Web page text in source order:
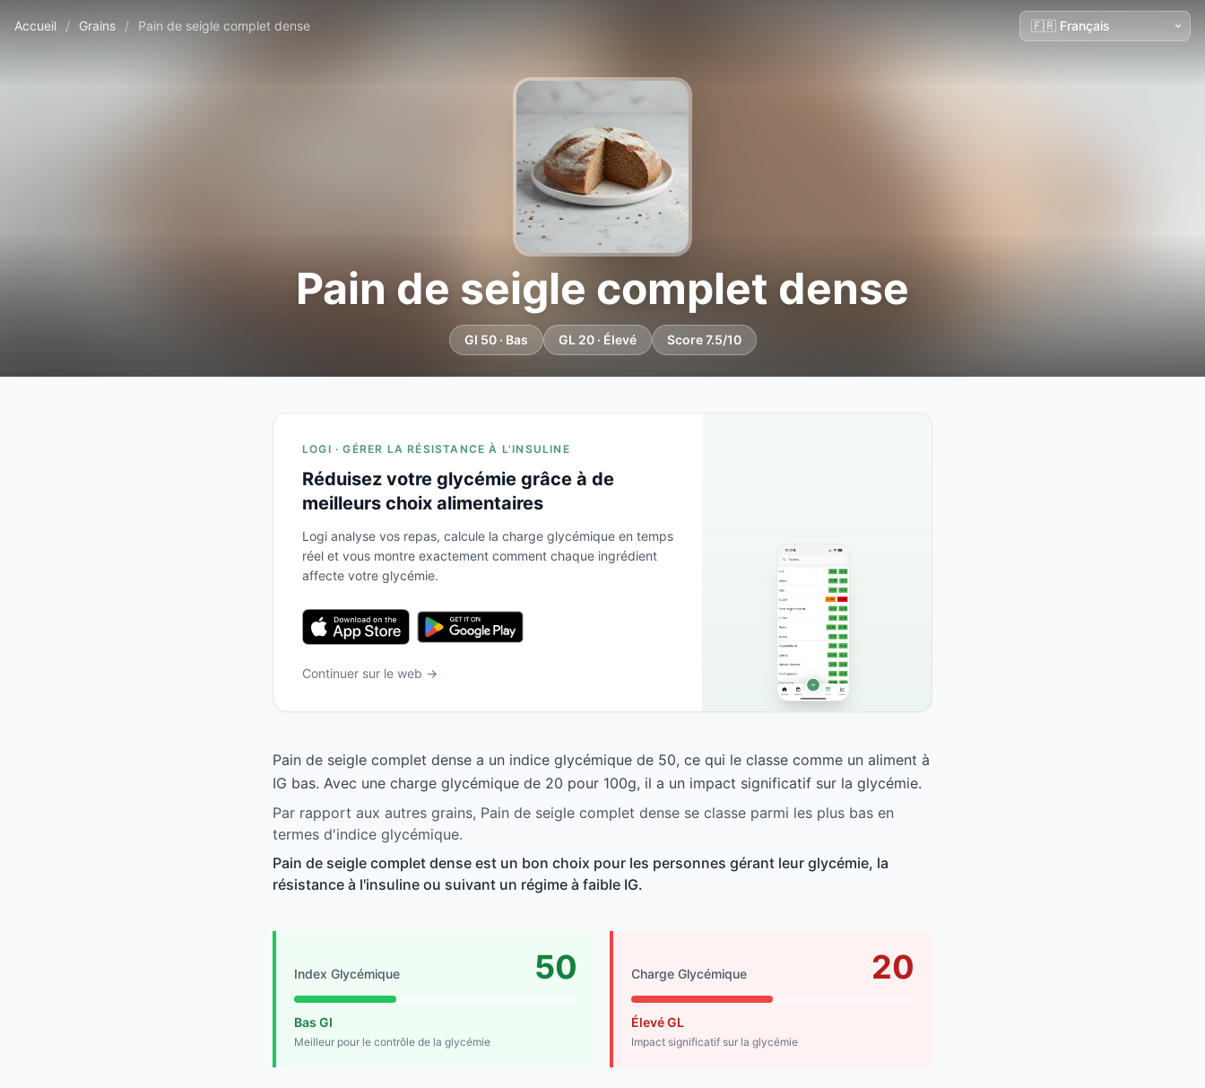
Accueil / Grains / Pain de seigle complet dense
Pain de seigle complet dense
GI 50 · Bas GL 20 · Élevé Score 7.5/10
LOGI · GÉRER LA RÉSISTANCE À L'INSULINE
Réduisez votre glycémie grâce à de
meilleurs choix alimentaires
Logi analyse vos repas, calcule la charge glycémique en temps
réel et vous montre exactement comment chaque ingrédient
affecte votre glycémie.
Continuer sur le web →
Pain de seigle complet dense a un indice glycémique de 50, ce qui le classe comme un aliment à
IG bas. Avec une charge glycémique de 20 pour 100g, il a un impact significatif sur la glycémie.
Par rapport aux autres grains, Pain de seigle complet dense se classe parmi les plus bas en
termes d'indice glycémique.
Pain de seigle complet dense est un bon choix pour les personnes gérant leur glycémie, la
résistance à l'insuline ou suivant un régime à faible IG.
Index Glycémique 50
Bas GI
Meilleur pour le contrôle de la glycémie
Charge Glycémique 20
Élevé GL
Impact significatif sur la glycémie